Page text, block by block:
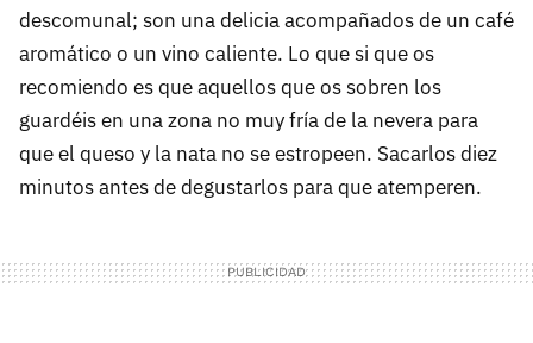
descomunal; son una delicia acompañados de un café
aromático o un vino caliente. Lo que si que os
recomiendo es que aquellos que os sobren los
guardéis en una zona no muy fría de la nevera para
que el queso y la nata no se estropeen. Sacarlos diez
minutos antes de degustarlos para que atemperen.